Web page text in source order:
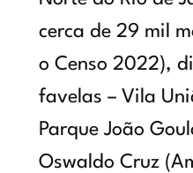
cerca de 29 mil
o Censo 2022),
favelas – Vila
Parque João
Oswaldo Cruz